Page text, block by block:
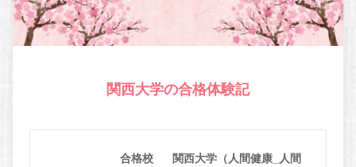
関西大学の合格体験記
合格校
関西大学（人間健康_人間